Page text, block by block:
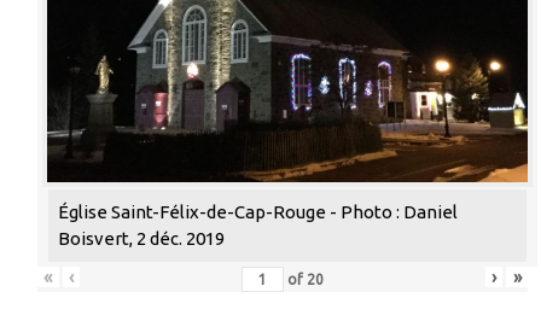
Église Saint-Félix-de-Cap-Rouge - Photo : Daniel
Boisvert, 2 déc. 2019
«
‹ of 20 › »